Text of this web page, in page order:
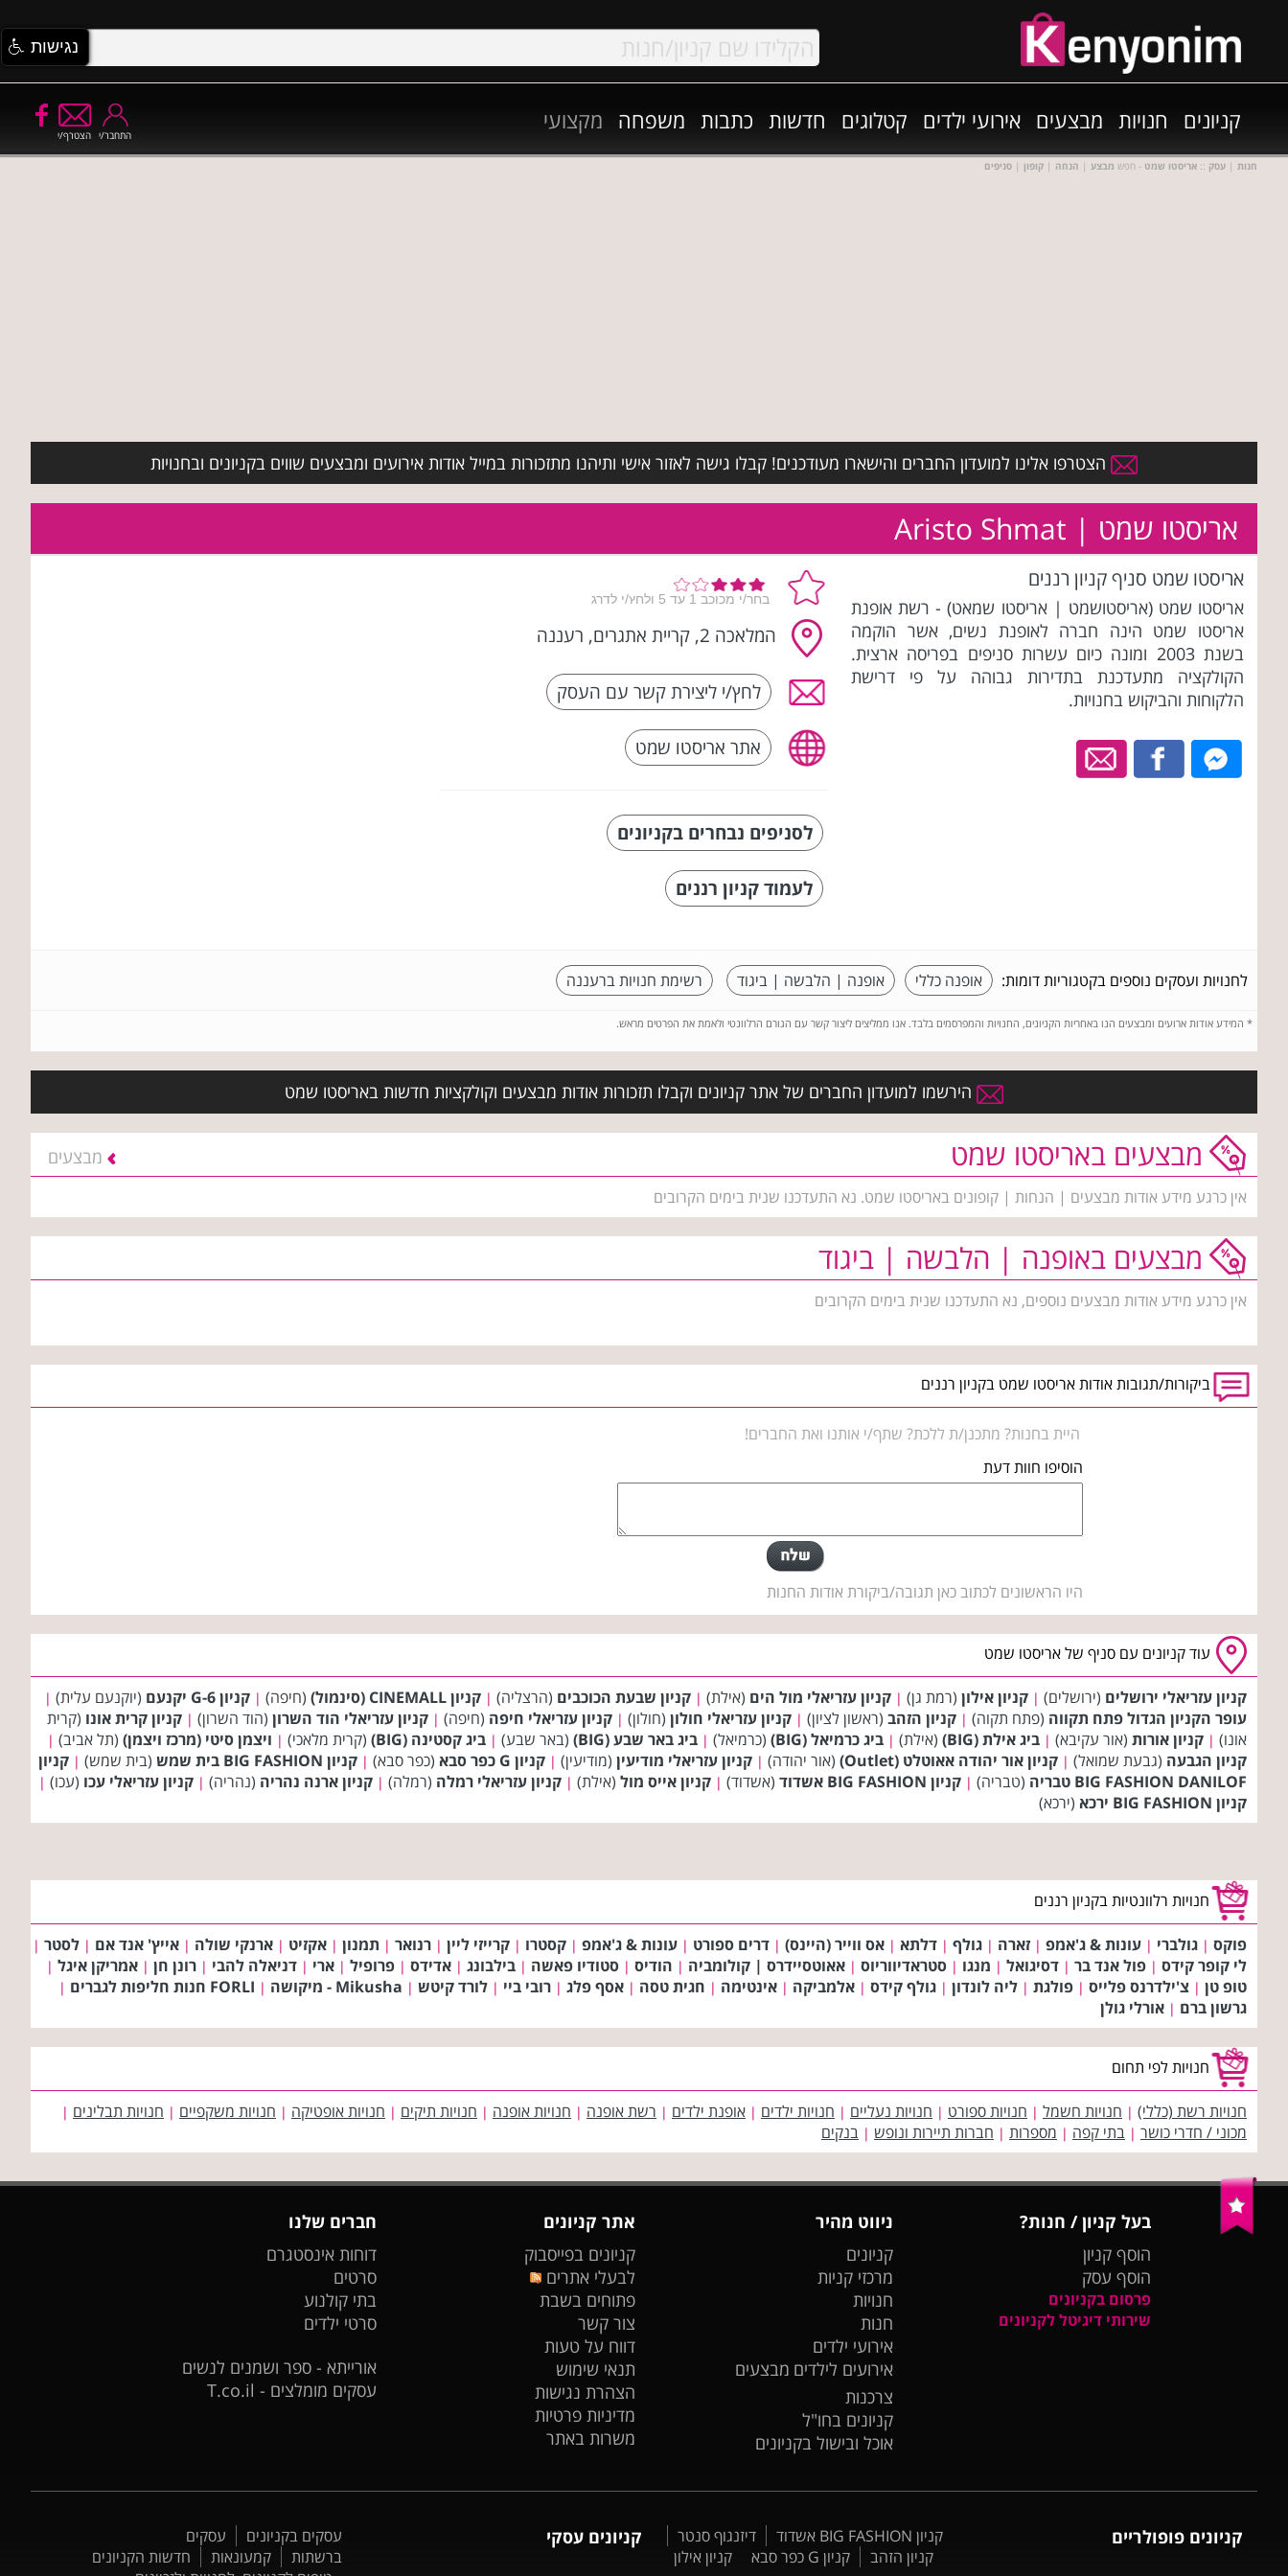
קניונים חנויות מבצעים אירועי ילדים קטלוגים חדשות כתבות משפחה מקצועי
הצטרף/י התחבר/י
חנות | עסק :: אריסטו שמט - חפש מבצע | הנחה | קופון | סניפים
הצטרפו אלינו למועדון החברים והישארו מעודכנים! קבלו גישה לאזור אישי ותיהנו מתזכורות במייל אודות אירועים ומבצעים שווים בקניונים ובחנויות
אריסטו שמט | Aristo Shmat
אריסטו שמט סניף קניון רננים
אריסטו שמט (אריסטושמט | אריסטו שמאט) - רשת אופנת
אריסטו שמט הינה חברה לאופנת נשים, אשר הוקמה
בשנת 2003 ומונה כיום עשרות סניפים בפריסה ארצית.
הקולקציה מתעדכנת בתדירות גבוהה על פי דרישת
הלקוחות והביקוש בחנויות.
המלאכה 2, קריית אתגרים, רעננה
לחץ/י ליצירת קשר עם העסק
אתר אריסטו שמט
לסניפים נבחרים בקניונים
לעמוד קניון רננים
לחנויות ועסקים נוספים בקטגוריות דומות: אופנה כללי אופנה | הלבשה | ביגוד רשימת חנויות ברעננה
* המידע אודות ארועים ומבצעים הנו באחריות הקניונים, החנויות והמפרסמים בלבד. אנו ממליצים ליצור קשר עם הגורם הרלוונטי ולאמת את הפרטים מראש.
הירשמו למועדון החברים של אתר קניונים וקבלו תזכורות אודות מבצעים וקולקציות חדשות באריסטו שמט
מבצעים באריסטו שמט מבצעים
אין כרגע מידע אודות מבצעים | הנחות | קופונים באריסטו שמט. נא התעדכנו שנית בימים הקרובים
מבצעים באופנה | הלבשה | ביגוד
אין כרגע מידע אודות מבצעים נוספים, נא התעדכנו שנית בימים הקרובים
ביקורות/תגובות אודות אריסטו שמט בקניון רננים
היית בחנות? מתכנן/ת ללכת? שתף/י אותנו ואת החברים!
הוסיפו חוות דעת
היו הראשונים לכתוב כאן תגובה/ביקורת אודות החנות
עוד קניונים עם סניף של אריסטו שמט
קניון עזריאלי ירושלים (ירושלים) | קניון אילון (רמת גן) | קניון עזריאלי מול הים (אילת) | קניון שבעת הכוכבים (הרצליה) | קניון CINEMALL (סינמול) (חיפה) | קניון G-6 יקנעם (יוקנעם עלית) |
עופר הקניון הגדול פתח תקווה (פתח תקוה) | קניון הזהב (ראשון לציון) | קניון עזריאלי חולון (חולון) | קניון עזריאלי חיפה (חיפה) | קניון עזריאלי הוד השרון (הוד השרון) | קניון קרית אונו (קרית
אונו) | קניון אורות (אור עקיבא) | ביג אילת (BIG) (אילת) | ביג כרמיאל (BIG) (כרמיאל) | ביג באר שבע (BIG) (באר שבע) | ביג קסטינה (BIG) (קרית מלאכי) | ויצמן סיטי (מרכז ויצמן) (תל אביב) |
קניון הגבעה (גבעת שמואל) | קניון אור יהודה אאוטלט (Outlet) (אור יהודה) | קניון עזריאלי מודיעין (מודיעין) | קניון G כפר סבא (כפר סבא) | קניון BIG FASHION בית שמש (בית שמש) | קניון
BIG FASHION DANILOF טבריה
(טבריה) | קניון BIG FASHION אשדוד (אשדוד) | קניון אייס מול (אילת) | קניון עזריאלי רמלה (רמלה) | קניון ארנה נהריה (נהריה) | קניון עזריאלי עכו (עכו) |
קניון BIG FASHION ירכא (ירכא)
חנויות רלוונטיות בקניון רננים
פוקס | גולברי | עונות & ג'אמפ | זארה | גולף | דלתא | אס ווייר (היינס) | דרים ספורט | עונות & ג'אמפ | קסטרו | קרייזי ליין | רנואר | תמנון | אקזיט | ארנקי שולה | אייץ' אנד אם | לסטר |
לי קופר קידס | פול אנד בר | דסיגואל | מנגו | סטראדיווריוס | אאוטסיידרס | קולומביה | הודיס | סטודיו פאשה | בילבונג | אדידס | פרופיל | ארי | דניאלה להבי | רונן חן | אמריקן איגל |
טופ טן | צ'ילדרנס פלייס | פולגת | ליה לונדון | גולף קידס | אלמביקה | אינטימה | חגית טסה | אסף פלג | רובי ביי | לורד קיטש | Mikusha - מיקושה | FORLI חנות חליפות לגברים |
גרשון ברם | אורלי גולן
חנויות לפי תחום
חנויות רשת (כללי) | חנויות חשמל | חנויות ספורט | חנויות נעליים | חנויות ילדים | אופנת ילדים | רשת אופנה | חנויות אופנה | חנויות תיקים | חנויות אופטיקה | חנויות משקפיים | חנויות תבלינים |
מכוני / חדרי כושר | בתי קפה | מספרות | חברות תיירות ונופש | בנקים
בעל קניון / חנות?
הוסף קניון
הוסף עסק
פרסום בקניונים
שירותי דיגיטל לקניונים
ניווט מהיר
קניונים
מרכזי קניות
חנויות
חנות
אירועי ילדים
אירועים לילדים מבצעים
צרכנות
קניונים בחו"ל
אוכל ובישול בקניונים
אתר קניונים
קניונים בפייסבוק
לבעלי אתרים
פתוחים בשבת
צור קשר
דווח על טעות
תנאי שימוש
הצהרת נגישות
מדיניות פרטיות
משרות באתר
חברים שלנו
דוחות אינסטגרם
סרטים
בתי קולנוע
סרטי ילדים
אורייתא - ספר ושמנים לנשים
עסקים מומלצים - T.co.il
קניונים פופולריים קניון BIG FASHION אשדוד
דיזנגוף סנטר
קניון הזהב
קניון G כפר סבא קניון אילון
קניונים עסקי עסקים בקניונים
עסקים
ברשתות
קמעונאות
חדשות הקניונים
נגישות